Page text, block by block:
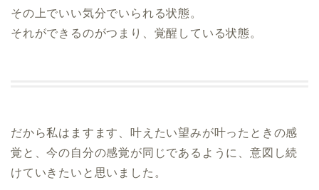
その上でいい気分でいられる状態。
それができるのがつまり、覚醒している状態。
だから私はますます、叶えたい望みが叶ったときの感
覚と、今の自分の感覚が同じであるように、意図し続
けていきたいと思いました。